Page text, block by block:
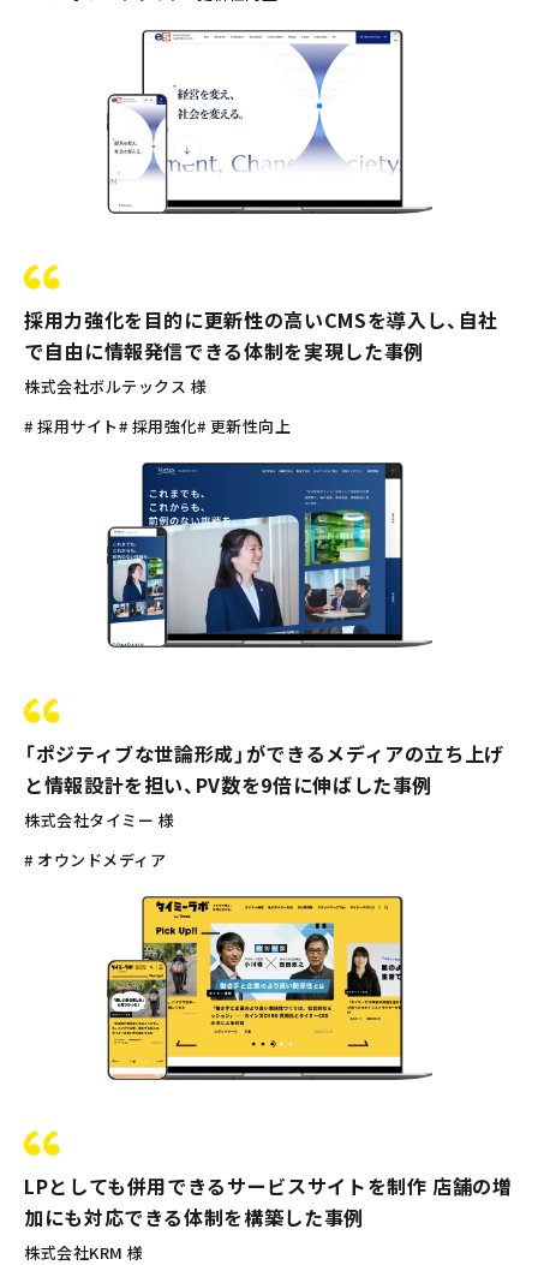
採用力強化を目的に更新性の高いCMSを導入し、自社
で自由に情報発信できる体制を実現した事例
株式会社ボルテックス 様
# 採用サイト# 採用強化# 更新性向上
「ポジティブな世論形成」ができるメディアの立ち上げ
と情報設計を担い、PV数を9倍に伸ばした事例
株式会社タイミー 様
# オウンドメディア
LPとしても併用できるサービスサイトを制作 店舗の増
加にも対応できる体制を構築した事例
株式会社KRM 様